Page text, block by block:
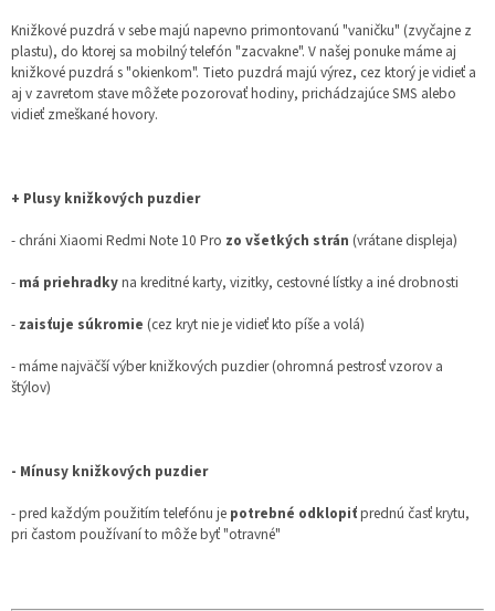
Knižkové puzdrá v sebe majú napevno primontovanú "vaničku" (zvyčajne z
plastu), do ktorej sa mobilný telefón "zacvakne". V našej ponuke máme aj
knižkové puzdrá s "okienkom". Tieto puzdrá majú výrez, cez ktorý je vidieť a
aj v zavretom stave môžete pozorovať hodiny, prichádzajúce SMS alebo
vidieť zmeškané hovory.
+ Plusy knižkových puzdier
- chráni Xiaomi Redmi Note 10 Pro zo všetkých strán (vrátane displeja)
- má priehradkyna kreditné karty, vizitky, cestovné lístky a iné drobnosti
- zaisťuje súkromie (cez kryt nie je vidieť kto píše a volá)
- máme najväčší výber knižkových puzdier (ohromná pestrosť vzorov a
štýlov)
- Mínusy knižkových puzdier
- pred každým použitím telefónu je potrebné odklopiťprednú časť krytu,
pri častom používaní to môže byť "otravné"